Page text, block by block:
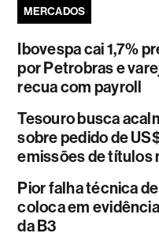
MERCADOS
Ibovespa cai 1,7%
por Petrobras e
recua com payroll
Tesouro busca
sobre pedido de
emissões de títulos
Pior falha técnica
coloca em
da B3